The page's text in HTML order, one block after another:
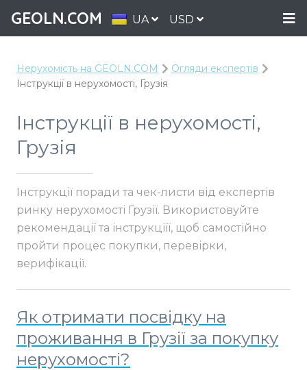
GEOLN.COM UA USD
Нерухомість на GEOLN.COM
Огляди експертів
Інструкції в нерухомості, Грузія
Інструкції в нерухомості,
Грузія
Інструкції поради та чек-листи від експертів
ринку нерухомості Грузії. Використовуйте
рекомендації та інструкціїї, щоб самостійно
пройти процес покупки, перевірки,
верифікації.
Як отримати посвідку на
проживання в Грузії за покупку
нерухомості?